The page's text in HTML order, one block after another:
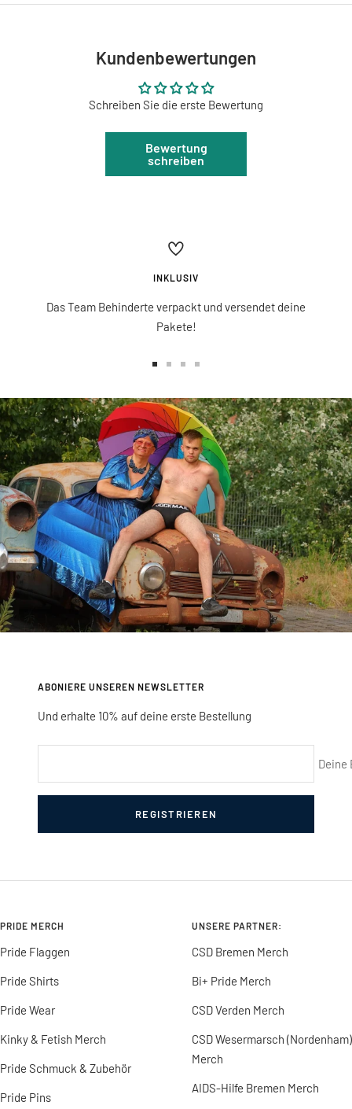
Kundenbewertungen
Schreiben Sie die erste Bewertung
Bewertung
schreiben
INKLUSIV
Das Team Behinderte verpackt und versendet deine
Pakete!
1
gehen
2
gehen
3
gehen
4
gehen
ABONIERE UNSEREN NEWSLETTER
Und erhalte 10% auf deine erste Bestellung
Deine
REGISTRIEREN
PRIDE MERCH
Pride Flaggen
Pride Shirts
Pride Wear
Kinky & Fetish Merch
Pride Schmuck & Zubehör
Pride Pins
UNSERE PARTNER:
CSD Bremen Merch
Bi+ Pride Merch
CSD Verden Merch
CSD Wesermarsch (Nordenham)
Merch
AIDS-Hilfe Bremen Merch